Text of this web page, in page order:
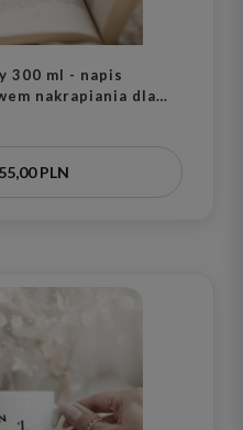
300 ml - napis
nakrapiania dla
PLN